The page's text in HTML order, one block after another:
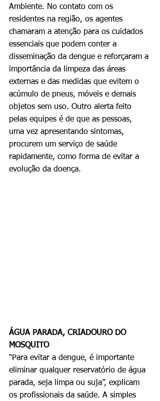
Ambiente. No contato com os
residentes na região, os agentes
chamaram a atenção para os cuidados
essenciais que podem conter a
disseminação da dengue e reforçaram a
importância da limpeza das áreas
externas e das medidas que evitem o
acúmulo de pneus, móveis e demais
objetos sem uso. Outro alerta feito
pelas equipes é de que as pessoas,
uma vez apresentando sintomas,
procurem um serviço de saúde
rapidamente, como forma de evitar a
evolução da doença.
ÁGUA PARADA, CRIADOURO DO
MOSQUITO
“Para evitar a dengue, é importante
eliminar qualquer reservatório de água
parada, seja limpa ou suja”, explicam
os profissionais da saúde. A simples